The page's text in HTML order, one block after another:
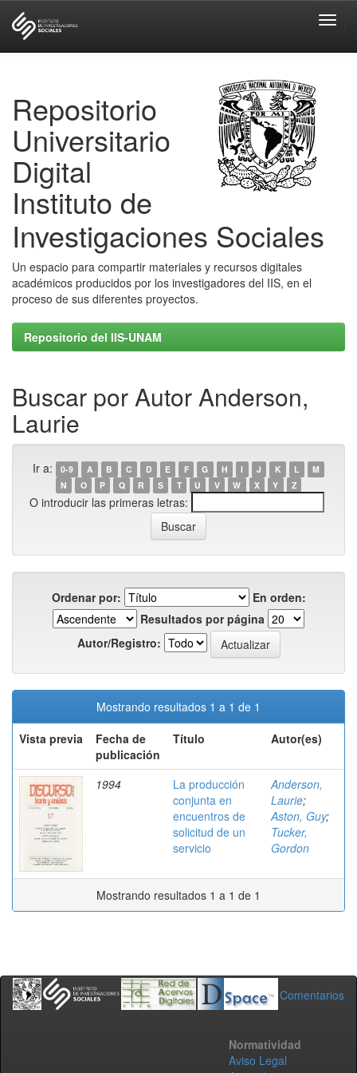
Repositorio
Universitario
Digital
Instituto de
Investigaciones Sociales
Un espacio para compartir materiales y recursos digitales
académicos producidos por los investigadores del IIS, en el
proceso de sus diferentes proyectos.
Repositorio del IIS-UNAM
Buscar por Autor Anderson,
Laurie
Ir a: 0-9 A B C D E F G H I J K L
M
N
O P Q R S T U V W X Y Z
O introducir las primeras letras:
Ordenar por:
En orden:
Resultados por página
Autor/Registro:
Mostrando resultados 1 a 1 de 1
Vista previa
Fecha de
publicación
Título Autor(es)
1994
La producción
conjunta en
encuentros de
solicitud de un
servicio
Anderson,
Laurie;
Aston, Guy;
Tucker,
Gordon
Mostrando resultados 1 a 1 de 1
Comentarios
Normatividad
Aviso Legal